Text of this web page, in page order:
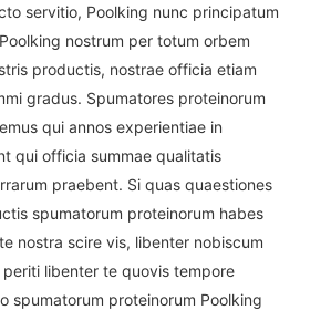
servitio, Poolking nunc principatum
nostrum per totum orbem
productis, nostrae officia etiam
gradus. Spumatores proteinorum
qui annos experientiae in
qui officia summae qualitatis
praebent. Si quas quaestiones
spumatorum proteinorum habes
nostra scire vis, libenter nobiscum
libenter te quovis tempore
spumatorum proteinorum Poolking